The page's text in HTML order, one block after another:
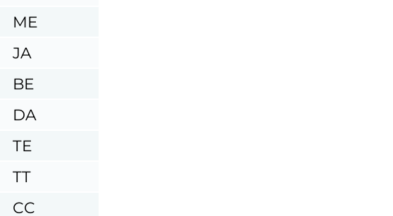
ME
JA
BE
DA
TE
TT
CC